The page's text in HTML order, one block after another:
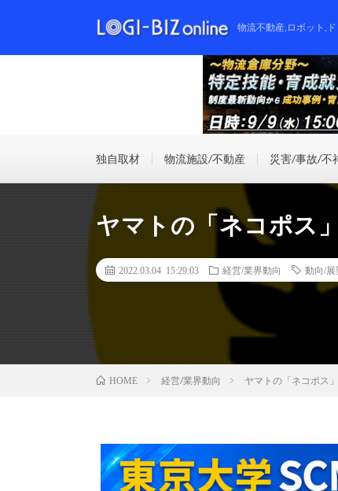
物流不動産,ロボット,
独自取材 物流施設/不動産 災害/事故/不
ヤマトの「ネコポス
2022.03.04 15:29:03 経営/業界動向 動向/展
HOME 経営/業界動向 ヤマトの「ネコポス